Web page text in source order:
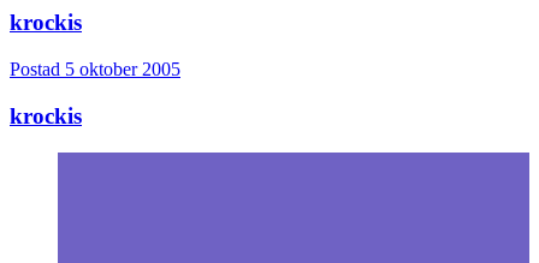
krockis
Postad 5 oktober 2005
krockis